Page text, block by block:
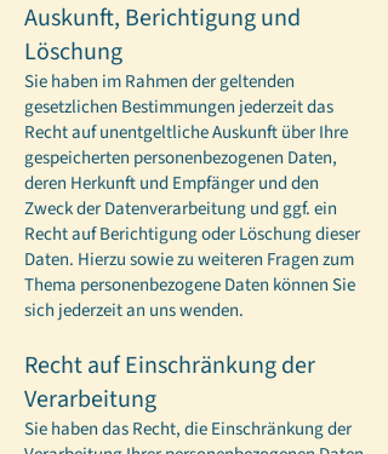
Auskunft, Berichtigung und
Löschung
Sie haben im Rahmen der geltenden
gesetzlichen Bestimmungen jederzeit das
Recht auf unentgeltliche Auskunft über Ihre
gespeicherten personenbezogenen Daten,
deren Herkunft und Empfänger und den
Zweck der Datenverarbeitung und ggf. ein
Recht auf Berichtigung oder Löschung dieser
Daten. Hierzu sowie zu weiteren Fragen zum
Thema personenbezogene Daten können Sie
sich jederzeit an uns wenden.
Recht auf Einschränkung der
Verarbeitung
Sie haben das Recht, die Einschränkung der